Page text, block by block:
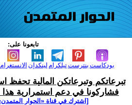
تابعونا على:
الانستغرام لينكدإن تيلكرامبنترست بودكاست
تبرعاتكم وتبرعاتكن المالية تحفظ
فشاركونا في دعم استمرارية هذا
[اشترك في قناة ‫«الحوار